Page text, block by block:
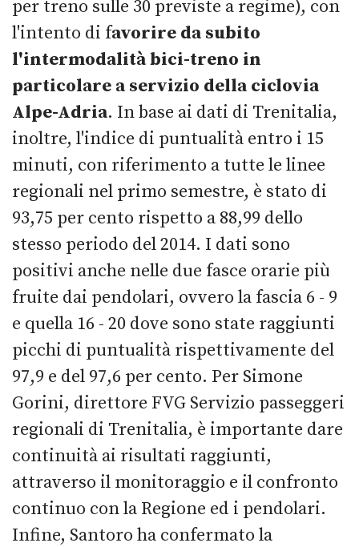
per treno sulle 30 previste a regime), con
l'intento di favorire da subito
l'intermodalità bici-treno in
particolare a servizio della ciclovia
Alpe-Adria. In base ai dati di Trenitalia,
inoltre, l'indice di puntualità entro i 15
minuti, con riferimento a tutte le linee
regionali nel primo semestre, è stato di
93,75 per cento rispetto a 88,99 dello
stesso periodo del 2014. I dati sono
positivi anche nelle due fasce orarie più
fruite dai pendolari, ovvero la fascia 6 - 9
e quella 16 - 20 dove sono state raggiunti
picchi di puntualità rispettivamente del
97,9 e del 97,6 per cento. Per Simone
Gorini, direttore FVG Servizio passeggeri
regionali di Trenitalia, è importante dare
continuità ai risultati raggiunti,
attraverso il monitoraggio e il confronto
continuo con la Regione ed i pendolari.
Infine, Santoro ha confermato la